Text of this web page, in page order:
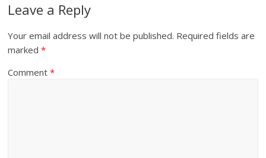
Leave a Reply
Your email address will not be published. Required fields are
marked*
Comment*